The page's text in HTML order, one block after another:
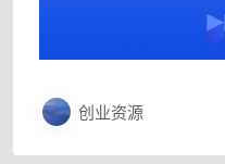
创业资源